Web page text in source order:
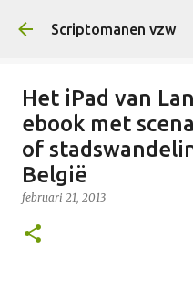
Doorgaan
Scriptomanen vzw
Het iPad van
ebook met
of
België
februari 21, 2013